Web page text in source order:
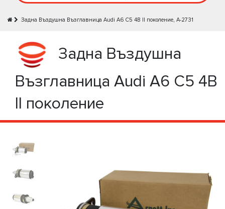
Задна Въздушна Възглавница Audi A6 C5 4B II поколение, A-2731
Задна Въздушна
Възглавница Audi A6 C5 4B
II поколение